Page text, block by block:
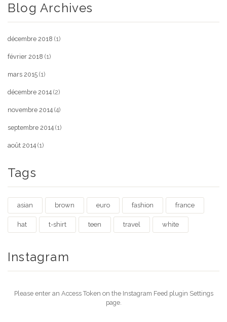
Blog Archives
décembre 2018 (1)
février 2018 (1)
mars 2015 (1)
décembre 2014 (2)
novembre 2014 (4)
septembre 2014 (1)
août 2014 (1)
Tags
asian brown euro fashion france
hat t-shirt teen travel white
Instagram
Please enter an Access Token on the Instagram Feed plugin Settings
page.